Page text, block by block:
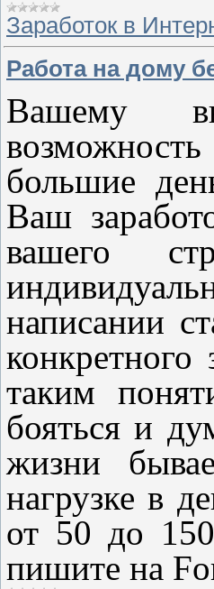
Заработок в
Работа на дому
Вашему
большие
Ваш
вашего
написании
конкретного
таким
бояться и
жизни
нагрузке в
от 50 до
пишите на